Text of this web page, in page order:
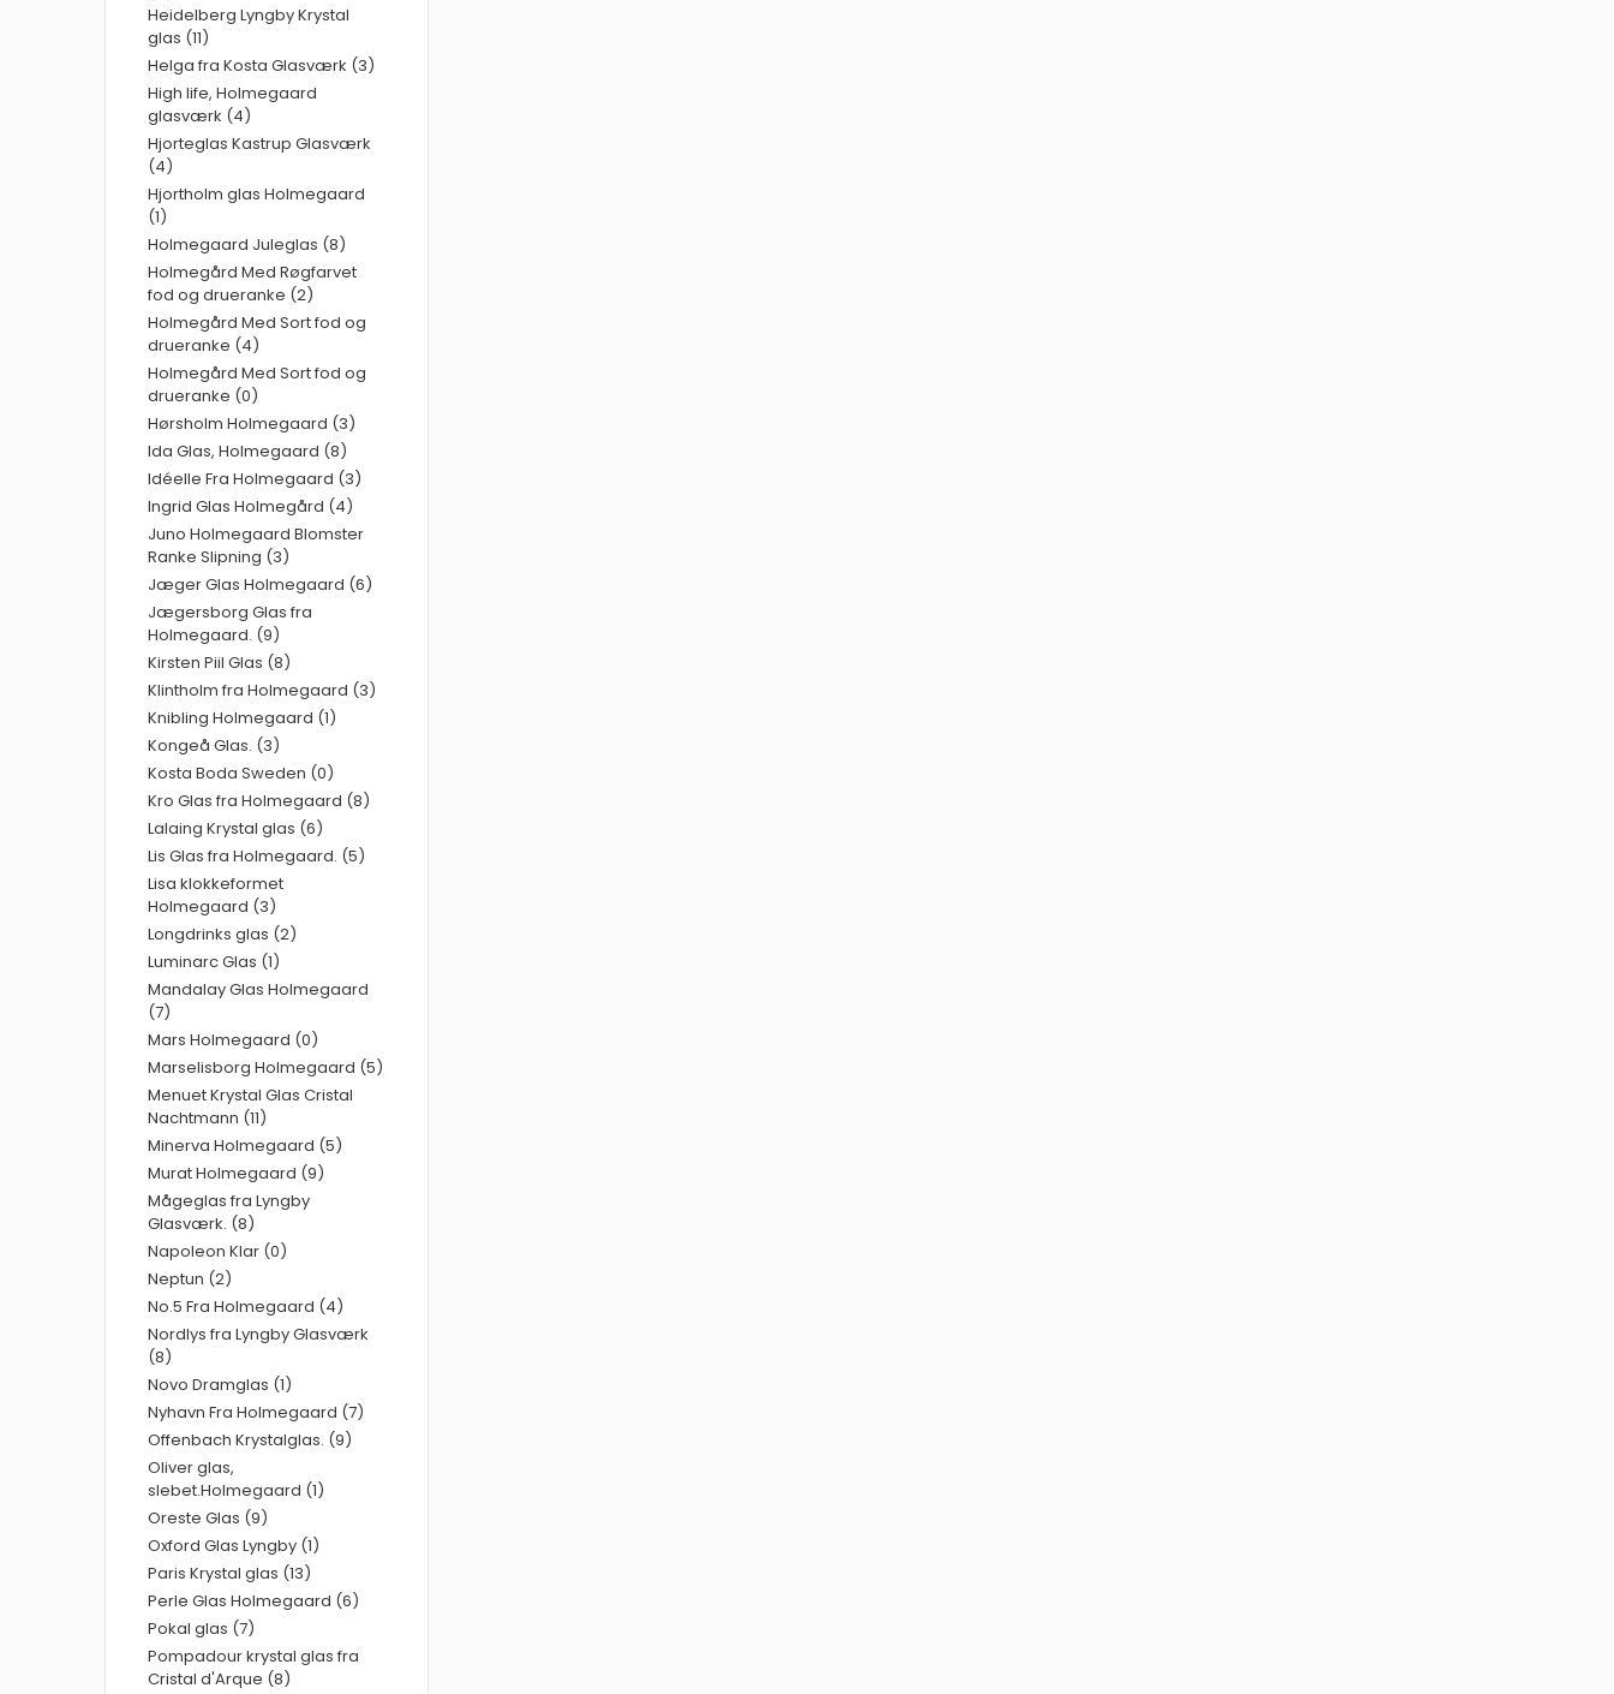
Heidelberg Lyngby Krystal
glas (11)
Helga fra Kosta Glasværk (3)
High life, Holmegaard
glasværk (4)
Hjorteglas Kastrup Glasværk
(4)
Hjortholm glas Holmegaard
(1)
Holmegaard Juleglas (8)
Holmegård Med Røgfarvet
fod og drueranke (2)
Holmegård Med Sort fod og
drueranke (4)
Holmegård Med Sort fod og
drueranke (0)
Hørsholm Holmegaard (3)
Ida Glas, Holmegaard (8)
Idéelle Fra Holmegaard (3)
Ingrid Glas Holmegård (4)
Juno Holmegaard Blomster
Ranke Slipning (3)
Jæger Glas Holmegaard (6)
Jægersborg Glas fra
Holmegaard. (9)
Kirsten Piil Glas (8)
Klintholm fra Holmegaard (3)
Knibling Holmegaard (1)
Kongeå Glas. (3)
Kosta Boda Sweden (0)
Kro Glas fra Holmegaard (8)
Lalaing Krystal glas (6)
Lis Glas fra Holmegaard. (5)
Lisa klokkeformet
Holmegaard (3)
Longdrinks glas (2)
Luminarc Glas (1)
Mandalay Glas Holmegaard
(7)
Mars Holmegaard (0)
Marselisborg Holmegaard (5)
Menuet Krystal Glas Cristal
Nachtmann (11)
Minerva Holmegaard (5)
Murat Holmegaard (9)
Mågeglas fra Lyngby
Glasværk. (8)
Napoleon Klar (0)
Neptun (2)
No.5 Fra Holmegaard (4)
Nordlys fra Lyngby Glasværk
(8)
Novo Dramglas (1)
Nyhavn Fra Holmegaard (7)
Offenbach Krystalglas. (9)
Oliver glas,
slebet.Holmegaard (1)
Oreste Glas (9)
Oxford Glas Lyngby (1)
Paris Krystal glas (13)
Perle Glas Holmegaard (6)
Pokal glas (7)
Pompadour krystal glas fra
Cristal d'Arque (8)